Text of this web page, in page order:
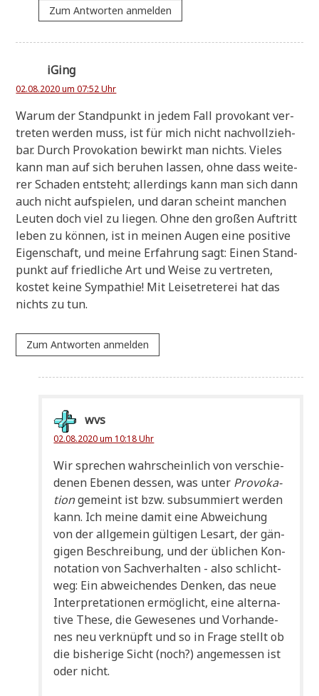
Zum Antworten anmelden
iGing
02.08.2020 um 07:52 Uhr
War­um der Stand­punkt in jedem Fall pro­vo­kant ver­
tre­ten wer­den muss, ist für mich nicht nach­voll­zieh­
bar. Durch Pro­vo­ka­ti­on bewirkt man nichts. Vie­les
kann man auf sich beru­hen las­sen, ohne dass wei­te­
rer Scha­den ent­steht; aller­dings kann man sich dann
auch nicht auf­spie­len, und dar­an scheint man­chen
Leu­ten doch viel zu lie­gen. Ohne den gro­ßen Auf­tritt
leben zu kön­nen, ist in mei­nen Augen eine posi­ti­ve
Eigen­schaft, und mei­ne Erfah­rung sagt: Einen Stand­
punkt auf fried­li­che Art und Wei­se zu ver­tre­ten,
kostet kei­ne Sym­pa­thie! Mit Lei­se­tre­te­rei hat das
nichts zu tun.
Zum Antworten anmelden
wvs
02.08.2020 um 10:18 Uhr
Wir spre­chen wahr­schein­lich von ver­schie­
de­nen Ebe­nen des­sen, was unter Pro­vo­ka­
ti­ongemeint ist bzw. sub­sum­miert wer­den
kann. Ich mei­ne damit eine Abwei­chung
von der all­ge­mein gül­ti­gen Les­art, der gän­
gi­gen Beschrei­bung, und der übli­chen Kon­
no­ta­ti­on von Sach­ver­hal­ten - also schlicht­
weg: Ein abwei­chen­des Den­ken, das neue
Inter­pre­ta­tio­nen ermög­licht, eine alter­na­
ti­ve The­se, die Gewe­se­nes und Vor­han­de­
nes neu ver­knüpft und so in Fra­ge stellt ob
die bis­he­ri­ge Sicht (noch?) ange­mes­sen ist
oder nicht.